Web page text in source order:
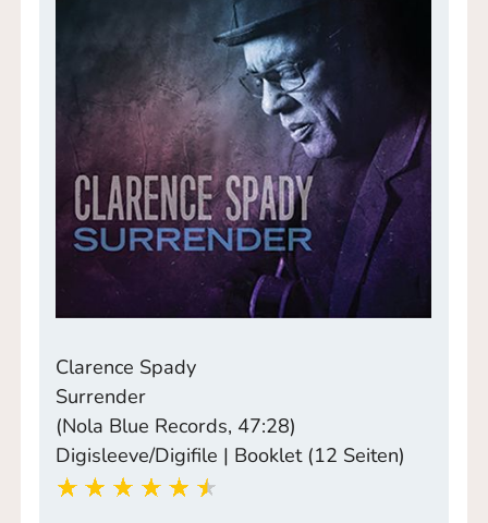
Clarence Spady
Surrender
(Nola Blue Records, 47:28)
Digisleeve/Digifile | Booklet (12 Seiten)